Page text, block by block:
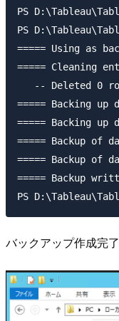
PS
PS
===== Using as
===== Cleaning
-- Deleted 0
===== Backing up
===== Backing up
===== Backup of
===== Backup of
===== Backup
バックアップ作成完了